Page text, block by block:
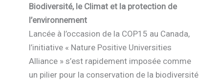
Biodiversité, le Climat et la protection de
l’environnement
Lancée à l’occasion de la COP15 au Canada,
l’initiative « Nature Positive Universities
Alliance » s’est rapidement imposée comme
un pilier pour la conservation de la biodiversité